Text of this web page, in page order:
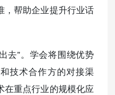
，帮助企业提升行业话
去”。学会将围绕优势
技术合作方的对接渠
在重点行业的规模化应